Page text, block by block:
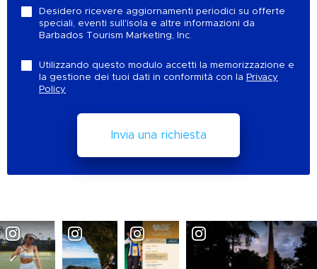
Desidero ricevere aggiornamenti periodici su offerte
speciali, eventi sull'isola e altre informazioni da
Barbados Tourism Marketing, Inc.
Utilizzando questo modulo accetti la memorizzazione e
la gestione dei tuoi dati in conformità con la Privacy
Policy